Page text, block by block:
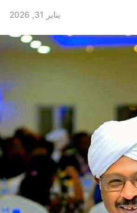
يناير 31, 2026